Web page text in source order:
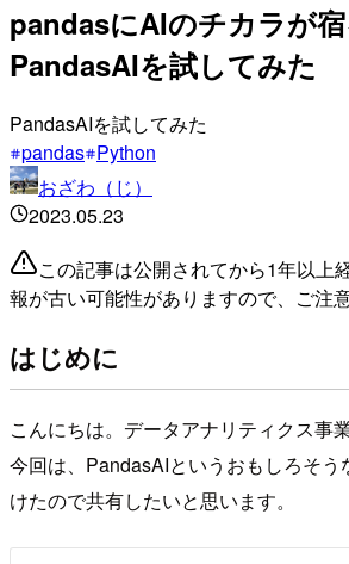
pandasにAIのチカラが宿
PandasAIを試してみた
PandasAIを試してみた
pandas Python
おざわ（じ）
2023.05.23
この記事は公開されてから1年以上
報が古い可能性がありますので、ご注意
はじめに
こんにちは。データアナリティクス事
今回は、PandasAIというおもしろそう
けたので共有したいと思います。